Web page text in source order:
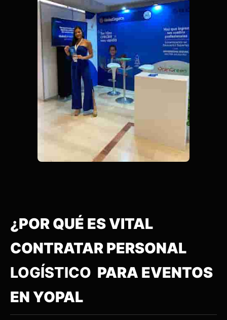
¿POR QUÉ ES VITAL
CONTRATAR PERSONAL
LOGÍSTICO PARA EVENTOS
EN YOPAL